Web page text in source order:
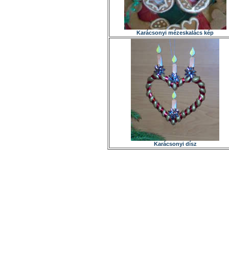
Karácsonyi mézeskalács kép
Karácsonyi dísz